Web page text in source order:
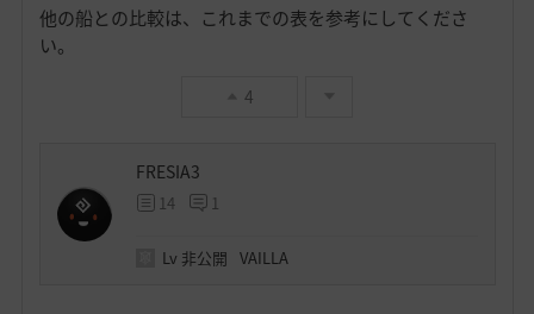
他の船との比較は、これまでの表を参考にしてくださ
い。
4
FRESIA3
14 1
Lv 非公開 VAILLA